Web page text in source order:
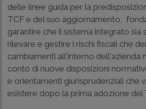
delle linee guida per la
TCF e del suo aggiornamento,
garantire che il sistema integrato sia
rilevare e gestire i rischi fiscali che
cambiamenti all'interno dell'azienda
conto di nuove disposizioni
e orientamenti giurisprudenziali che
esistere dopo la prima adozione del